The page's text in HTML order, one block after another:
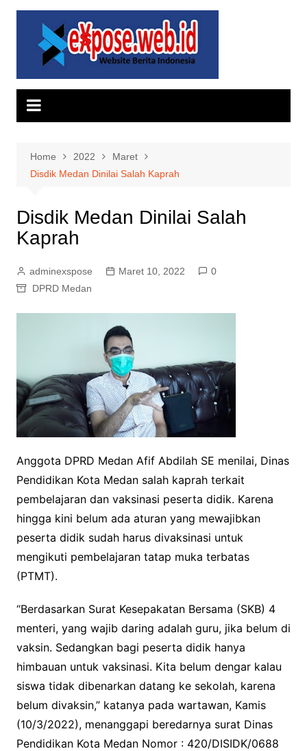
Skip
Home 2022
Maret
Disdik Medan Dinilai Salah Kaprah
Disdik Medan Dinilai Salah
Kaprah
adminexspose Maret 10, 2022
0
DPRD Medan
Anggota DPRD Medan Afif Abdilah SE menilai, Dinas
Pendidikan Kota Medan salah kaprah terkait
pembelajaran dan vaksinasi peserta didik. Karena
hingga kini belum ada aturan yang mewajibkan
peserta didik sudah harus divaksinasi untuk
mengikuti pembelajaran tatap muka terbatas
(PTMT).
“Berdasarkan Surat Kesepakatan Bersama (SKB) 4
menteri, yang wajib daring adalah guru, jika belum di
vaksin. Sedangkan bagi peserta didik hanya
himbauan untuk vaksinasi. Kita belum dengar kalau
siswa tidak dibenarkan datang ke sekolah, karena
belum divaksin,” katanya pada wartawan, Kamis
(10/3/2022), menanggapi beredarnya surat Dinas
Pendidikan Kota Medan Nomor : 420/DISIDK/0688